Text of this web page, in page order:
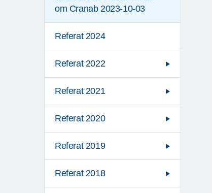
om Cranab 2023-10-03
Referat 2024
Referat 2022
Referat 2021
Referat 2020
Referat 2019
Referat 2018